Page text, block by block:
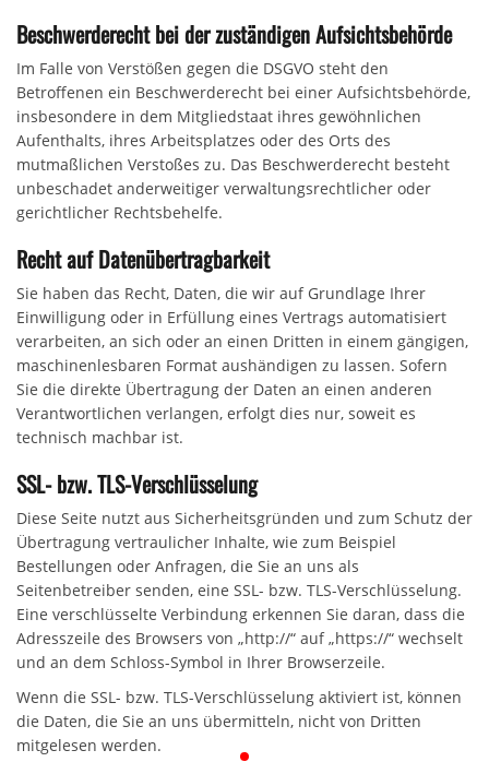
Beschwerde­recht bei der zuständigen Aufsichts­behörde
Im Falle von Verstößen gegen die DSGVO steht den
Betroffenen ein Beschwerderecht bei einer Aufsichtsbehörde,
insbesondere in dem Mitgliedstaat ihres gewöhnlichen
Aufenthalts, ihres Arbeitsplatzes oder des Orts des
mutmaßlichen Verstoßes zu. Das Beschwerderecht besteht
unbeschadet anderweitiger verwaltungsrechtlicher oder
gerichtlicher Rechtsbehelfe.
Recht auf Daten­übertrag­barkeit
Sie haben das Recht, Daten, die wir auf Grundlage Ihrer
Einwilligung oder in Erfüllung eines Vertrags automatisiert
verarbeiten, an sich oder an einen Dritten in einem gängigen,
maschinenlesbaren Format aushändigen zu lassen. Sofern
Sie die direkte Übertragung der Daten an einen anderen
Verantwortlichen verlangen, erfolgt dies nur, soweit es
technisch machbar ist.
SSL- bzw. TLS-Verschlüsselung
Diese Seite nutzt aus Sicherheitsgründen und zum Schutz der
Übertragung vertraulicher Inhalte, wie zum Beispiel
Bestellungen oder Anfragen, die Sie an uns als
Seitenbetreiber senden, eine SSL- bzw. TLS-Verschlüsselung.
Eine verschlüsselte Verbindung erkennen Sie daran, dass die
Adresszeile des Browsers von „http://“ auf „https://“ wechselt
und an dem Schloss-Symbol in Ihrer Browserzeile.
Wenn die SSL- bzw. TLS-Verschlüsselung aktiviert ist, können
die Daten, die Sie an uns übermitteln, nicht von Dritten
mitgelesen werden.